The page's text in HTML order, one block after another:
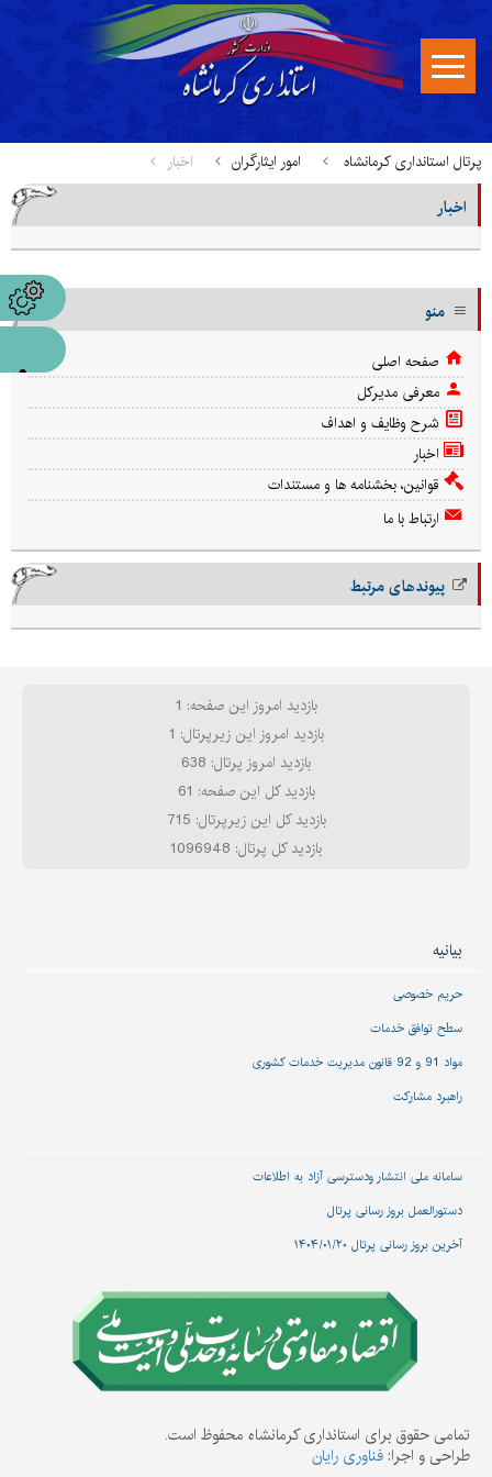
پرتال استانداری کرمانشاه امور ایثارگران اخبار
اخبار
منو
صفحه اصلی
معرفی مدیرکل
شرح وظایف و اهداف
اخبار
قوانین، بخشنامه ها و مستندات
ارتباط با ما
پیوندهای مرتبط
بازدید امروز این صفحه: 1
بازدید امروز این زیرپرتال: 1
بازدید امروز پرتال: 638
بازدید کل این صفحه: 61
بازدید کل این زیرپرتال: 715
بازدید کل پرتال: 1096948
بیانیه
حریم خصوصی
سطح توافق خدمات
مواد 91 و 92 قانون مدیریت خدمات کشوری
راهبرد مشارکت
سامانه ملی انتشار و‌دسترسی آزاد به اطلاعات
دستورالعمل بروز رسانی پرتال
آخرین بروز رسانی پرتال ۱۴۰۴/۰۱/۲۰
تمامی حقوق برای استانداری کرمانشاه محفوظ است.
طراحی و اجرا: فناوری رایان